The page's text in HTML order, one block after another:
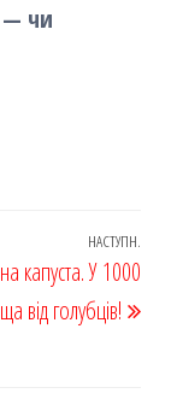
— чи
НАСТУПН.
капуста. У 1000
від голубців!